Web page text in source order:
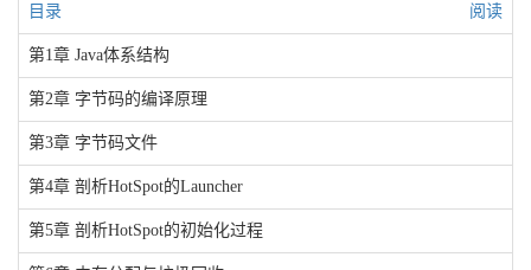
目录 阅读
第1章 Java体系结构
第2章 字节码的编译原理
第3章 字节码文件
第4章 剖析HotSpot的Launcher
第5章 剖析HotSpot的初始化过程